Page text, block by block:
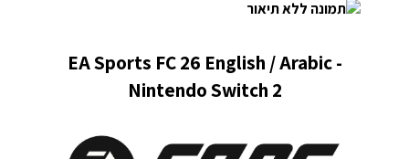
EA Sports FC 26 English / Arabic -
Nintendo Switch 2